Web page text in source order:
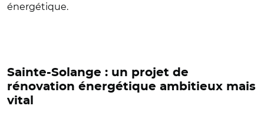
énergétique.
Sainte-Solange : un projet de
rénovation énergétique ambitieux mais
vital